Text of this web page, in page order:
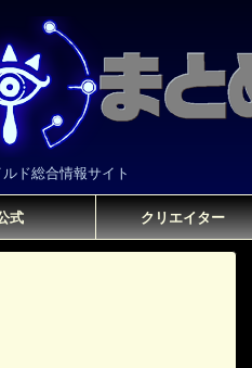
ド総合情報サイト
式 クリエイター